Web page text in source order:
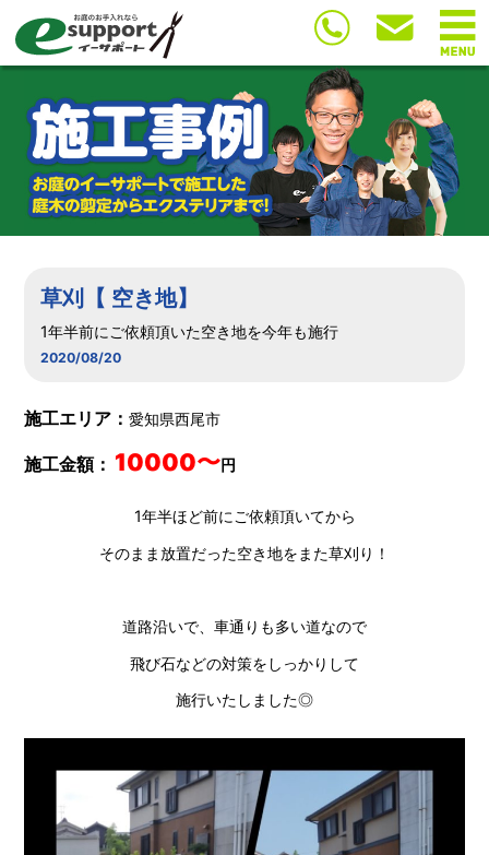
草刈【 空き地】
1年半前にご依頼頂いた空き地を今年も施行
2020/08/20
施工エリア：愛知県西尾市
施工金額： 10000〜円
1年半ほど前にご依頼頂いてから
そのまま放置だった空き地をまた草刈り！
道路沿いで、車通りも多い道なので
飛び石などの対策をしっかりして
施行いたしました◎